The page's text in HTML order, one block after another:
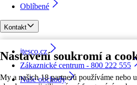
Nastavení soukromí a
My a našich 18 partnerů používáme nebo
Oblíbené
Kontakt
itesco.cz
Zákaznické centrum - 800 222 555
Naše obchody